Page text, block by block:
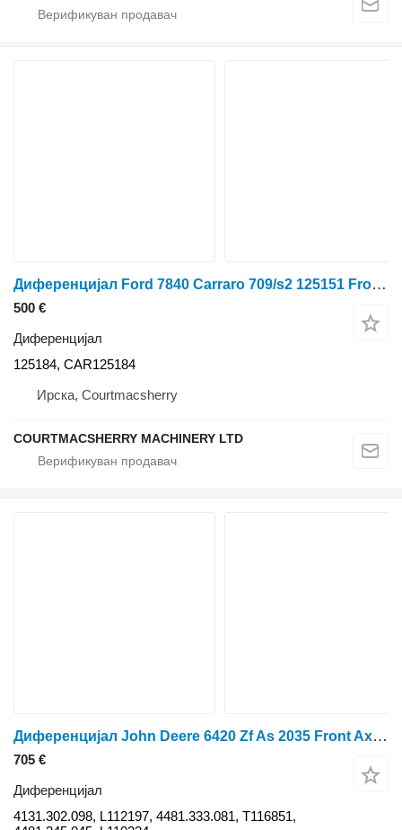
Диференцијал Ford 7840 Carraro 709/s2 125151 Front Axle Differential Unit F. Parts 125184 за тркала трактор
500 €
Диференцијал
125184, CAR125184
Ирска, Courtmacsherry
COURTMACSHERRY MACHINERY LTD
Диференцијал John Deere 6420 Zf As 2035 Front Axle Differential 4131.302.098, L112197
705 €
Диференцијал
4131.302.098, L112197, 4481.333.081, T116851,